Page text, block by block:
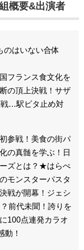
概要&出演者
のはいない合体
フランス食文化を
の頂上決戦！サザ
戦…駅ビタ止め対
参戦！美食の街パ
の真髄を学ぶ！日
ズとは？★はらぺ
モンスターパスタ
戦が開幕！ジェシ
前代未聞！誇りを
100点連発カラオ
動！